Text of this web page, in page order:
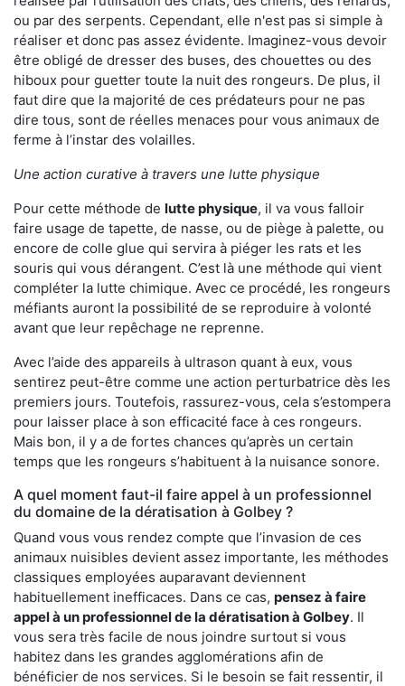
ou par des serpents. Cependant, elle n'est pas si simple à
réaliser et donc pas assez évidente. Imaginez-vous devoir
être obligé de dresser des buses, des chouettes ou des
hiboux pour guetter toute la nuit des rongeurs. De plus, il
faut dire que la majorité de ces prédateurs pour ne pas
dire tous, sont de réelles menaces pour vous animaux de
ferme à l’instar des volailles.
Une action curative à travers une lutte physique
Pour cette méthode de lutte physique, il va vous falloir
faire usage de tapette, de nasse, ou de piège à palette, ou
encore de colle glue qui servira à piéger les rats et les
souris qui vous dérangent. C’est là une méthode qui vient
compléter la lutte chimique. Avec ce procédé, les rongeurs
méfiants auront la possibilité de se reproduire à volonté
avant que leur repêchage ne reprenne.
Avec l’aide des appareils à ultrason quant à eux, vous
sentirez peut-être comme une action perturbatrice dès les
premiers jours. Toutefois, rassurez-vous, cela s’estompera
pour laisser place à son efficacité face à ces rongeurs.
Mais bon, il y a de fortes chances qu’après un certain
temps que les rongeurs s’habituent à la nuisance sonore.
A quel moment faut-il faire appel à un professionnel
du domaine de la dératisation à Golbey ?
Quand vous vous rendez compte que l’invasion de ces
animaux nuisibles devient assez importante, les méthodes
classiques employées auparavant deviennent
habituellement inefficaces. Dans ce cas, pensez à faire
appel à un professionnel de la dératisation à Golbey. Il
vous sera très facile de nous joindre surtout si vous
habitez dans les grandes agglomérations afin de
bénéficier de nos services. Si le besoin se fait ressentir, il